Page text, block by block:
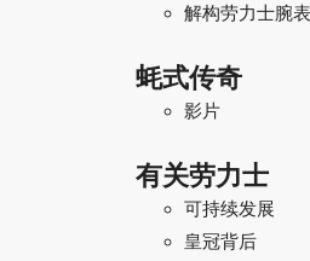
解构劳力士腕表
蚝式传奇
影片
有关劳力士
可持续发展
皇冠背后